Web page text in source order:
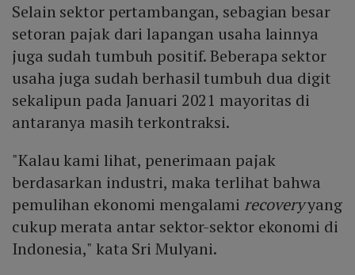
Selain sektor pertambangan, sebagian besar
setoran pajak dari lapangan usaha lainnya
juga sudah tumbuh positif. Beberapa sektor
usaha juga sudah berhasil tumbuh dua digit
sekalipun pada Januari 2021 mayoritas di
antaranya masih terkontraksi.
"Kalau kami lihat, penerimaan pajak
berdasarkan industri, maka terlihat bahwa
pemulihan ekonomi mengalami recoveryyang
cukup merata antar sektor-sektor ekonomi di
Indonesia," kata Sri Mulyani.